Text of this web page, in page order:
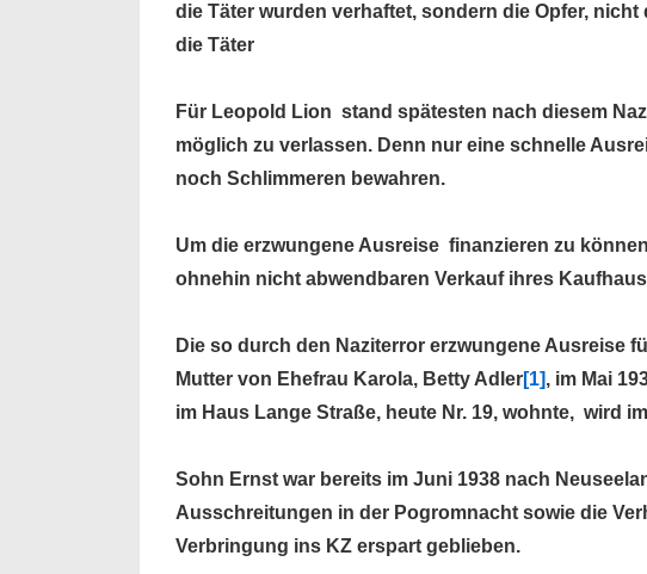
die Täter wurden verhaftet, sondern die Opfer,
die Täter
Für Leopold Lion stand spätesten nach diesem
möglich zu verlassen. Denn nur eine schnelle
noch Schlimmeren bewahren.
Um die erzwungene Ausreise finanzieren zu
ohnehin nicht abwendbaren Verkauf ihres
Die so durch den Naziterror erzwungene Ausreise
Mutter von Ehefrau Karola, Betty Adler[1], im Mai
im Haus Lange Straße, heute Nr. 19, wohnte, wird
Sohn Ernst war bereits im Juni 1938 nach
Ausschreitungen in der Pogromnacht sowie die
Verbringung ins KZ erspart geblieben.